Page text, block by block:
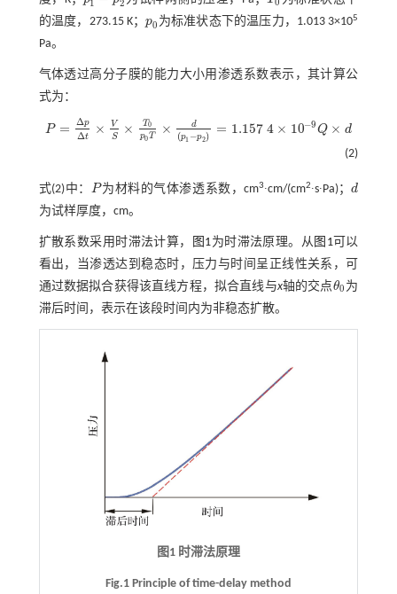
1 2
的温度，273.15 K； p0
p0 为标准状态下的温压力，1.013 3×105
Pa。
气体透过高分子膜的能力大小用渗透系数表示，其计算公
式为：
P = Δp
Δt ×
V
S
× T0
p0T × d
(p1 −p2) = 1.157 4 × 10−9Q × d
P= Δp Δt×V S× T0 p0T ×d(p 1-p 2)=1.157 4 ×10-9Q ×d
(2)
式(2)中： P
P 为材料的气体渗透系数，cm3∙cm/(cm2∙s∙Pa)；d
d
为试样厚度，cm。
扩散系数采用时滞法计算， 图1为时滞法原理。从 图1可以
看出，当渗透达到稳态时，压力与时间呈正线性关系，可
通过数据拟合获得该直线方程，拟合直线与x轴的交点θ0
θ0 为
滞后时间，表示在该段时间内为非稳态扩散。
图1 时滞法原理
Fig.1 Principle of time-delay method